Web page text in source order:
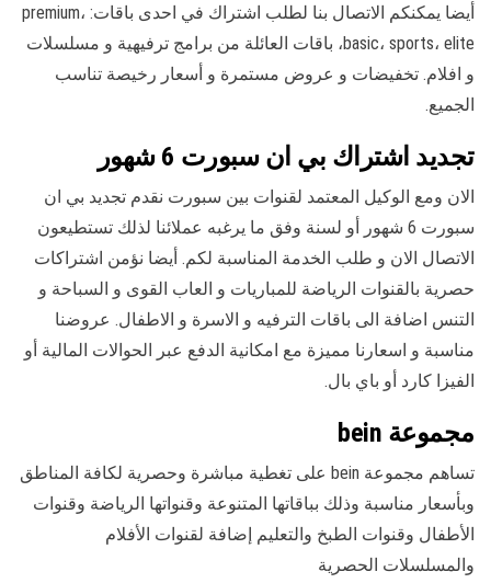
أيضا يمكنكم الاتصال بنا لطلب اشتراك في احدى باقات: premium،
basic، sports، elite، باقات العائلة من برامج ترفيهية و مسلسلات
و افلام. تخفيضات و عروض مستمرة و أسعار رخيصة تناسب
الجميع.
تجديد اشتراك بي ان سبورت 6 شهور
الان ومع الوكيل المعتمد لقنوات بين سبورت نقدم تجديد بي ان
سبورت 6 شهور أو لسنة وفق ما يرغبه عملائنا لذلك تستطيعون
الاتصال الان و طلب الخدمة المناسبة لكم. أيضا نؤمن اشتراكات
حصرية بالقنوات الرياضة للمباريات و العاب القوى و السباحة و
التنس اضافة الى باقات الترفيه و الاسرة و الاطفال. عروضنا
مناسبة و اسعارنا مميزة مع امكانية الدفع عبر الحوالات المالية أو
الفيزا كارد أو باي بال.
مجموعة bein
تساهم مجموعة bein على تغطية مباشرة وحصرية لكافة المناطق
وبأسعار مناسبة وذلك بباقاتها المتنوعة وقنواتها الرياضة وقنوات
الأطفال وقنوات الطبخ والتعليم إضافة لقنوات الأفلام
والمسلسلات الحصرية